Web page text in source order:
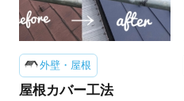
外壁・屋根
屋根カバー工法